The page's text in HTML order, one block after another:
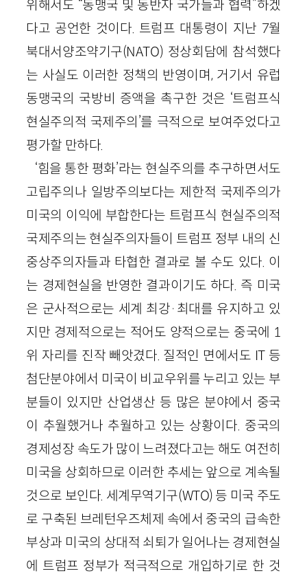
위해서도 “동맹국 및 동반자 국가들과 협력”하겠
다고 공언한 것이다. 트럼프 대통령이 지난 7월
북대서양조약기구(NATO) 정상회담에 참석했다
는 사실도 이러한 정책의 반영이며, 거기서 유럽
동맹국의 국방비 증액을 촉구한 것은 ‘트럼프식
현실주의적 국제주의’를 극적으로 보여주었다고
평가할 만하다.
‘힘을 통한 평화’라는 현실주의를 추구하면서도
고립주의나 일방주의보다는 제한적 국제주의가
미국의 이익에 부합한다는 트럼프식 현실주의적
국제주의는 현실주의자들이 트럼프 정부 내의 신
중상주의자들과 타협한 결과로 볼 수도 있다. 이
는 경제현실을 반영한 결과이기도 하다. 즉 미국
은 군사적으로는 세계 최강·최대를 유지하고 있
지만 경제적으로는 적어도 양적으로는 중국에 1
위 자리를 진작 빼앗겼다. 질적인 면에서도 IT 등
첨단분야에서 미국이 비교우위를 누리고 있는 부
분들이 있지만 산업생산 등 많은 분야에서 중국
이 추월했거나 추월하고 있는 상황이다. 중국의
경제성장 속도가 많이 느려졌다고는 해도 여전히
미국을 상회하므로 이러한 추세는 앞으로 계속될
것으로 보인다. 세계무역기구(WTO) 등 미국 주도
로 구축된 브레턴우즈체제 속에서 중국의 급속한
부상과 미국의 상대적 쇠퇴가 일어나는 경제현실
에 트럼프 정부가 적극적으로 개입하기로 한 것